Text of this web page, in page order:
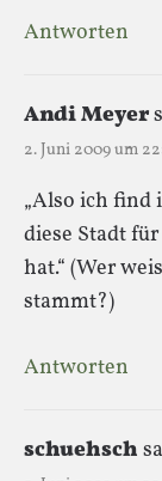
Antworten
Andi Meyer
2. Juni 2009 um
„Also ich find
diese Stadt
hat.“ (Wer
stammt?)
Antworten
schuehsch